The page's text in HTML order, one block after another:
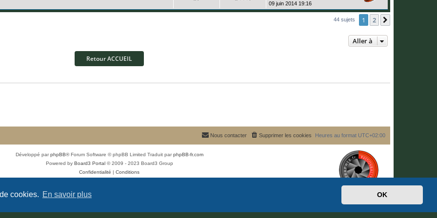
cookies. En savoir plus OK
e
e
s
s
o
s
e
m
é
u
r
n
09 juin 2014 19:16
44 sujets 1 2
Aller à
Retour ACCUEIL
Heures au format UTC+02:00
Supprimer les cookies
Nous contacter
Développé parphpBB® Forum Software © phpBB Limited Traduit parphpBB-fr.com
Powered by Board3 Portal© 2009 - 2023 Board3 Group
Confidentialité | Conditions